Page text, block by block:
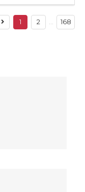
1 2 …
168